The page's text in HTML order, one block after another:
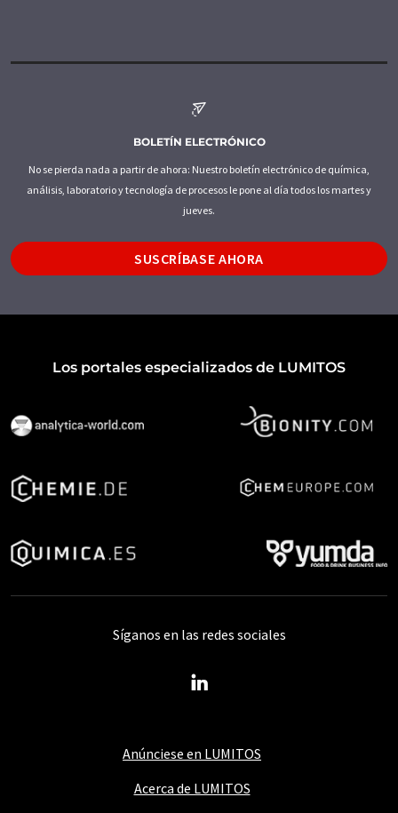
BOLETÍN ELECTRÓNICO
No se pierda nada a partir de ahora: Nuestro boletín electrónico de química,
análisis, laboratorio y tecnología de procesos le pone al día todos los martes y
jueves.
SUSCRÍBASE AHORA
Los portales especializados de LUMITOS
Anúnciese en LUMITOS
Acerca de LUMITOS
Síganos en las redes sociales